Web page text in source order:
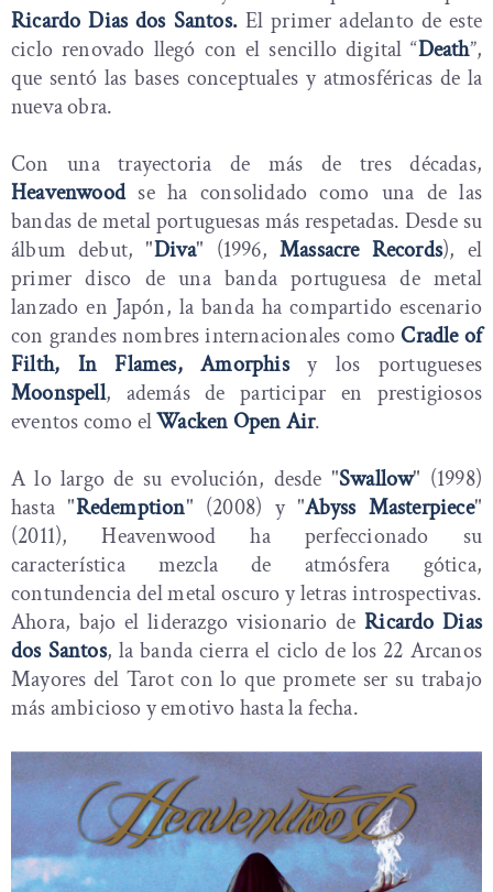
Ricardo Dias dos Santos.El primer adelanto de este
ciclo renovado llegó con el sencillo digital “Death”,
que sentó las bases conceptuales y atmosféricas de la
nueva obra.
Con una trayectoria de más de tres décadas,
Heavenwoodse ha consolidado como una de las
bandas de metal portuguesas más respetadas. Desde su
álbum debut, "Diva" (1996, Massacre Records), el
primer disco de una banda portuguesa de metal
lanzado en Japón, la banda ha compartido escenario
con grandes nombres internacionales comoCradle of
Filth, In Flames, Amorphisy los portugueses
Moonspell, además de participar en prestigiosos
eventos como elWacken Open Air.
A lo largo de su evolución, desde "Swallow" (1998)
hasta "Redemption" (2008) y "Abyss Masterpiece"
(2011), Heavenwood ha perfeccionado su
característica mezcla de atmósfera gótica,
contundencia del metal oscuro y letras introspectivas.
Ahora, bajo el liderazgo visionario deRicardo Dias
dos Santos, la banda cierra el ciclo de los 22 Arcanos
Mayores del Tarot con lo que promete ser su trabajo
más ambicioso y emotivo hasta la fecha.